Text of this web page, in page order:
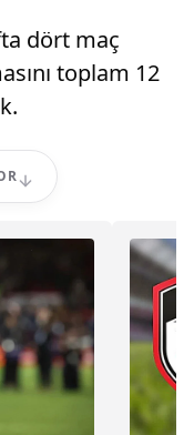
dört maç
toplam 12